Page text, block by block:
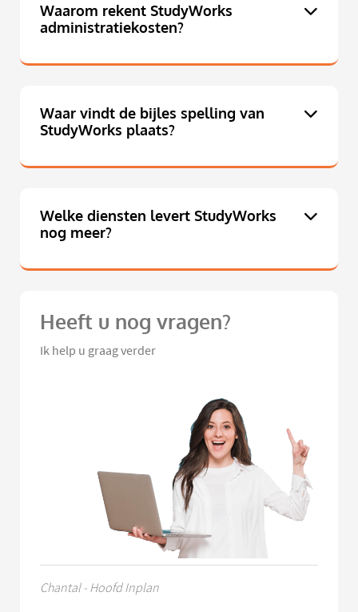
Waarom rekent StudyWorks
administratiekosten?
Waar vindt de bijles spelling van
StudyWorks plaats?
Welke diensten levert StudyWorks
nog meer?
Heeft u nog vragen?
Ik help u graag verder
Chantal - Hoofd Inplan